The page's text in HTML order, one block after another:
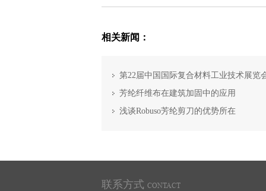
相关新闻：
第22届中国国际复合材料工业技术展览
芳纶纤维布在建筑加固中的应用
浅谈Robuso芳纶剪刀的优势所在
联系方式 CONTACT